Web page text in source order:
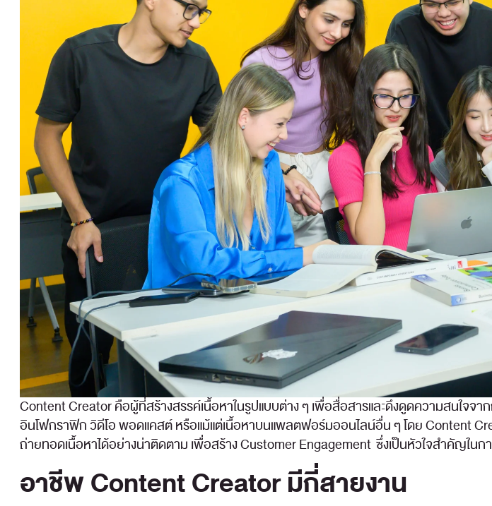
Content Creator คือผู้ที่สร้างสรรค์เนื้อหาในรูปแบบต่าง ๆ เพื่อสื่อสารและดึงดูดความสนใจจ
อินโฟกราฟิก วิดีโอ พอดแคสต์ หรือแม้แต่เนื้อหาบนแพลตฟอร์มออนไลน์อื่น ๆ โดย Content
ถ่ายทอดเนื้อหาได้อย่างน่าติดตาม เพื่อสร้าง Customer Engagement ซึ่งเป็นหัวใจสำคัญใน
อาชีพ Content Creator มีกี่สายงาน